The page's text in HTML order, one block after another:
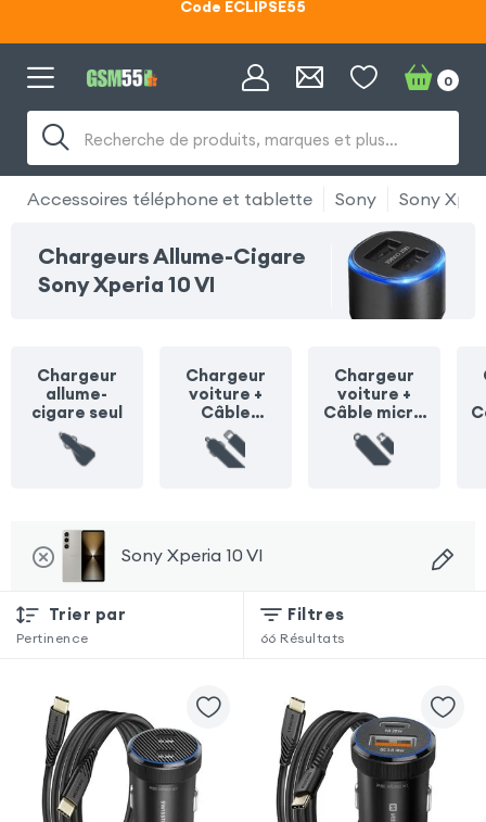
Code ECLIPSE55
Recherche de produits, marques et plus…
0
Accessoires téléphone et tablette Sony Sony
Chargeurs Allume-Cigare
Sony Xperia 10 VI
Chargeur
allume-
cigare seul
Chargeur
voiture +
Câble
Lightning
Chargeur
voiture +
Câble micro
USB
Sony Xperia 10 VI
Trier par
Pertinence
Filtres
66 Résultats